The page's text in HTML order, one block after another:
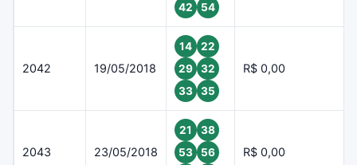
42
54
2042 19/05/2018
14
22
29
32
33
35
R$ 0,00
2043 23/05/2018
21
38
53
56
R$ 0,00